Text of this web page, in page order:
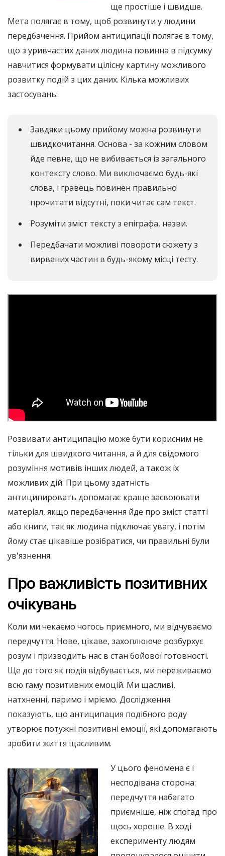
ще простіше і швидше.
Мета полягає в тому, щоб розвинути у людини
передбачення. Прийом антиципації полягає в тому,
що з уривчастих даних людина повинна в підсумку
навчитися формувати цілісну картину можливого
розвитку подій з цих даних. Кілька можливих
застосувань:
Завдяки цьому прийому можна розвинути
швидкочитання. Основа - за кожним словом
йде певне, що не вибивається із загального
контексту слово. Ми виключаємо будь-які
слова, і гравець повинен правильно
прочитати відсутні, поки читає сам текст.
Розуміти зміст тексту з епіграфа, назви.
Передбачати можливі повороти сюжету з
вирваних частин в будь-якому місці тесту.
Розвивати антиципацію може бути корисним не
тільки для швидкого читання, а й для свідомого
розуміння мотивів інших людей, а також їх
можливих дій. При цьому здатність
антиципировать допомагає краще засвоювати
матеріал, якщо передбачення йде про зміст статті
або книги, так як людина підключає увагу, і потім
йому стає цікавіше розібратися, чи правильні були
ув'язнення.
Про важливість позитивних
очікувань
Коли ми чекаємо чогось приємного, ми відчуваємо
передчуття. Нове, цікаве, захоплююче розбурхує
розум і призводить нас в стан бойової готовності.
Ще до того як подія відбувається, ми переживаємо
всю гаму позитивних емоцій. Ми щасливі,
натхненні, паримо і мріємо. Дослідження
показують, що антиципация подібного роду
утворює потужні позитивні емоції, які допомагають
зробити життя щасливим.
У цього феномена є і
несподівана сторона:
передчуття набагато
приємніше, ніж спогад про
щось хороше. В ході
експерименту людям